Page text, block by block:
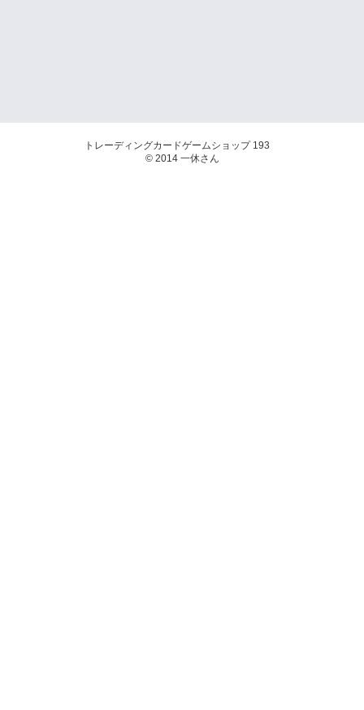
トレーディングカードゲームショップ 193
© 2014 一休さん